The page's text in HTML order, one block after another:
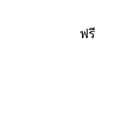
ฟรี